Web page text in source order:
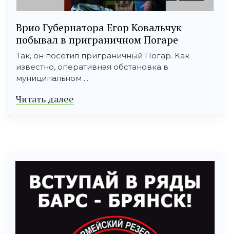
Врио Губернатора Егор Ковальчук
побывал в приграничном Погаре
Так, он посетил приграничный Погар. Как
известно, оперативная обстановка в
муниципальном ...
Читать далее